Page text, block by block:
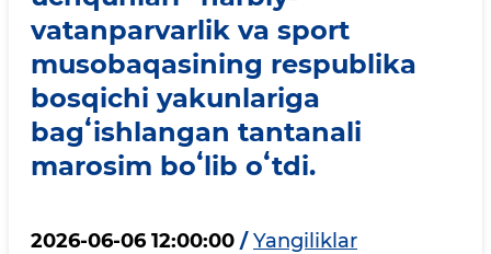
vatanparvarlik va sport
musobaqasining respublika
bosqichi yakunlariga
bagʻishlangan tantanali
marosim boʻlib oʻtdi.
2026-06-06 12:00:00 / Yangiliklar